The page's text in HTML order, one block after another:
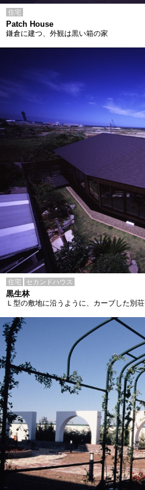
住宅
Patch House
鎌倉に建つ、外観は黒い箱の家
住宅 セカンドハウス
黒生林
Ｌ型の敷地に沿うように、カーブした別荘